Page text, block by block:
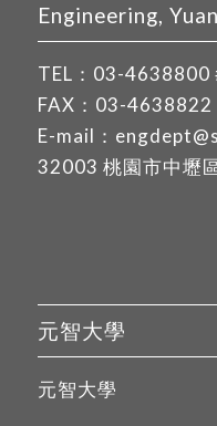
Engineering,
TEL： 03-4638800
FAX：03-4638822
E-mail：
32003 桃園市中壢
元智大學
元智大學